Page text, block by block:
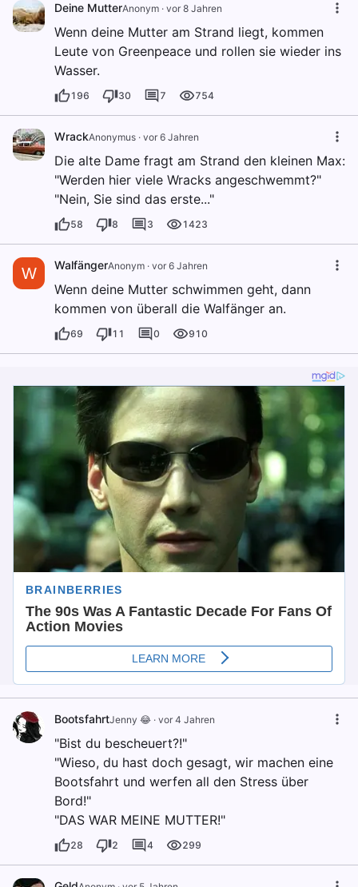
Deine MutterAnonym · vor 8 Jahren
Wenn deine Mutter am Strand liegt, kommen
Leute von Greenpeace und rollen sie wieder ins
Wasser.
196 30 7 754
WrackAnonymus · vor 6 Jahren
Die alte Dame fragt am Strand den kleinen Max:
"Werden hier viele Wracks angeschwemmt?"
"Nein, Sie sind das erste..."
58 8 3 1423
W WalfängerAnonym · vor 6 Jahren
Wenn deine Mutter schwimmen geht, dann
kommen von überall die Walfänger an.
69 11 0 910
BootsfahrtJenny 😂 · vor 4 Jahren
"Bist du bescheuert?!"
"Wieso, du hast doch gesagt, wir machen eine
Bootsfahrt und werfen all den Stress über
Bord!"
"DAS WAR MEINE MUTTER!"
28 2 4 299